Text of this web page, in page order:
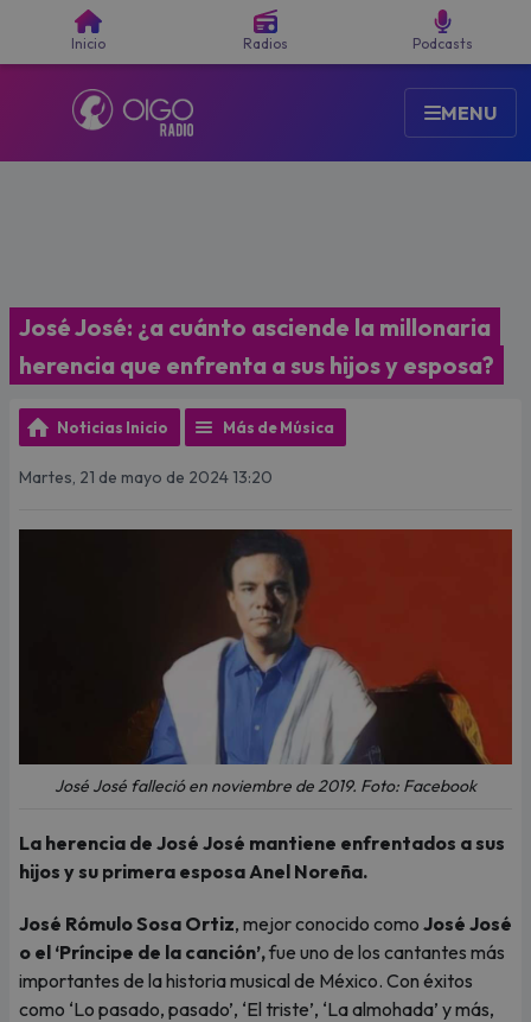
Inicio Radios Podcasts
MENU
José José: ¿a cuánto asciende la millonaria
herencia que enfrenta a sus hijos y esposa?
Noticias Inicio Más de Música
Martes, 21 de mayo de 2024 13:20
José José falleció en noviembre de 2019. Foto: Facebook
La herencia de José José mantiene enfrentados a sus
hijos y su primera esposa Anel Noreña.
José Rómulo Sosa Ortiz, mejor conocido como José José
o el ‘Príncipe de la canción’,fue uno de los cantantes más
importantes de la historia musical de México. Con éxitos
como ‘Lo pasado, pasado’, ‘El triste’, ‘La almohada’ y más,